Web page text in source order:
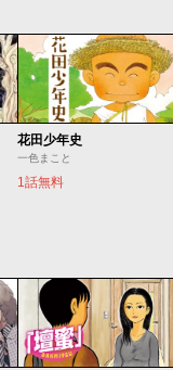
花田少年史
一色まこと
1話無料